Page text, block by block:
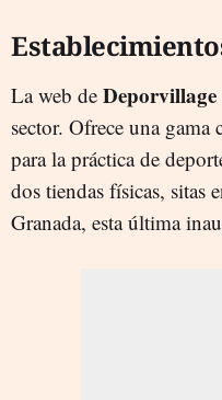
La web de Deporvillage
sector. Ofrece una
para la práctica de
dos tiendas físicas,
Granada, esta última